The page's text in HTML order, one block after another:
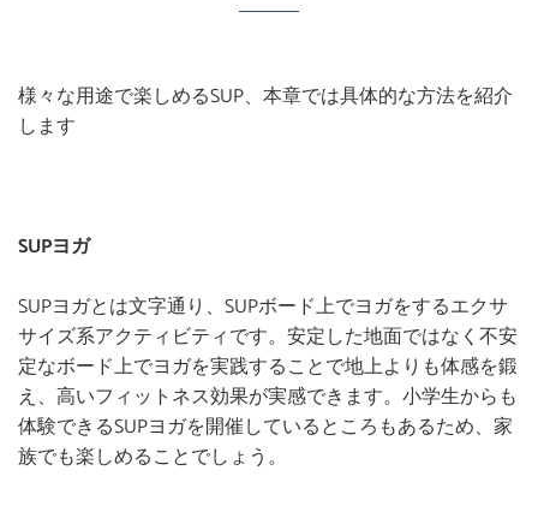
様々な用途で楽しめるSUP、本章では具体的な方法を紹介
します
SUPヨガ
SUPヨガとは文字通り、SUPボード上でヨガをするエクサ
サイズ系アクティビティです。安定した地面ではなく不安
定なボード上でヨガを実践することで地上よりも体感を鍛
え、高いフィットネス効果が実感できます。小学生からも
体験できるSUPヨガを開催しているところもあるため、家
族でも楽しめることでしょう。